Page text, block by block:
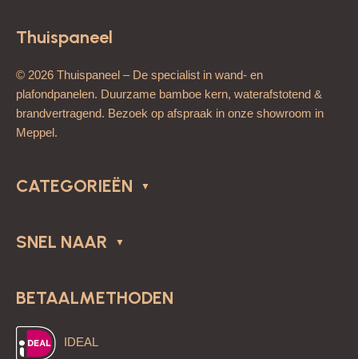
Thuispaneel
© 2026 Thuispaneel – De specialist in wand- en
plafondpanelen. Duurzame bamboe kern, waterafstotend &
brandvertragend. Bezoek op afspraak in onze showroom in
Meppel.
CATEGORIEËN
SNEL NAAR
BETAALMETHODEN
IDEAL